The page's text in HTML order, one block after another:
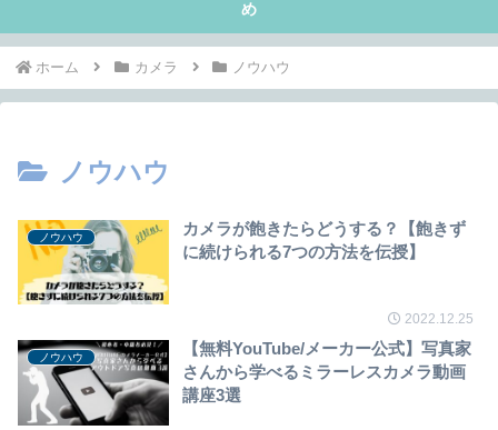
め
ホーム カメラ ノウハウ
ノウハウ
ノウハウ
カメラが飽きたらどうする？【飽きず
に続けられる7つの方法を伝授】
2022.12.25
ノウハウ
【無料YouTube/メーカー公式】写真家
さんから学べるミラーレスカメラ動画
講座3選